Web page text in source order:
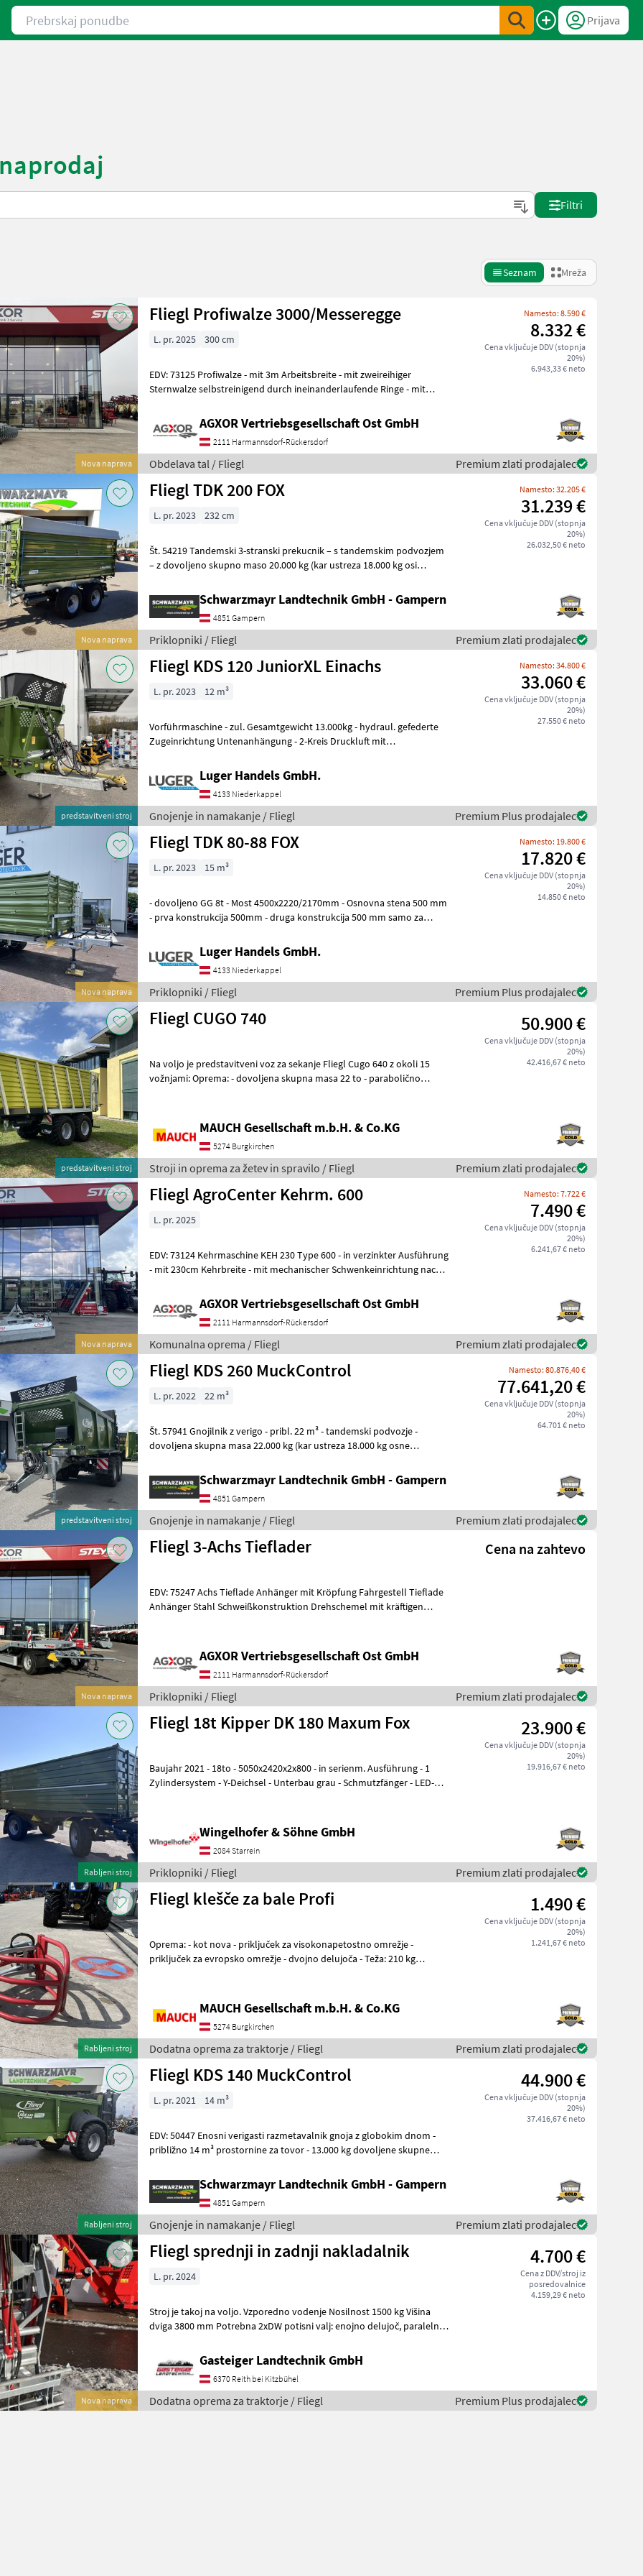
Prebrskaj ponudbe
Prijava
Filtri
Seznam Mreža
Nova naprava
Fliegl Profiwalze 3000/Messeregge Namesto: 8.590 €
8.332 €
Cena vključuje DDV (stopnja
20%)
6.943,33 € neto
L. pr. 2025 300 cm
EDV: 73125 Profiwalze - mit 3m Arbeitsbreite - mit zweireihiger
Sternwalze selbstreinigend durch ineinanderlaufende Ringe - mit
AGXOR Vertriebsgesellschaft Ost GmbH
2111 Harmannsdorf-Rückersdorf
Obdelava tal / Fliegl Premium zlati prodajalec
Nova naprava
Fliegl TDK 200 FOX Namesto: 32.205 €
31.239 €
Cena vključuje DDV (stopnja
20%)
26.032,50 € neto
L. pr. 2023 232 cm
Št. 54219 Tandemski 3-stranski prekucnik – s tandemskim podvozjem
– z dovoljeno skupno maso 20.000 kg (kar ustreza 18.000 kg osi
Schwarzmayr Landtechnik GmbH - Gampern
4851 Gampern
Priklopniki / Fliegl Premium zlati prodajalec
predstavitveni stroj
Fliegl KDS 120 JuniorXL Einachs Namesto: 34.800 €
33.060 €
Cena vključuje DDV (stopnja
20%)
27.550 € neto
L. pr. 2023 12 m³
Vorführmaschine - zul. Gesamtgewicht 13.000kg - hydraul. gefederte
Zugeinrichtung Untenanhängung - 2-Kreis Druckluft mit
Luger Handels GmbH.
4133 Niederkappel
Gnojenje in namakanje / Fliegl Premium Plus prodajalec
Nova naprava
Fliegl TDK 80-88 FOX Namesto: 19.800 €
17.820 €
Cena vključuje DDV (stopnja
20%)
14.850 € neto
L. pr. 2023 15 m³
- dovoljeno GG 8t - Most 4500x2220/2170mm - Osnovna stena 500 mm
- prva konstrukcija 500mm - druga konstrukcija 500 mm samo za
Luger Handels GmbH.
4133 Niederkappel
Priklopniki / Fliegl Premium Plus prodajalec
predstavitveni stroj
Fliegl CUGO 740 50.900 €
Cena vključuje DDV (stopnja
20%)
42.416,67 € neto
Na voljo je predstavitveni voz za sekanje Fliegl Cugo 640 z okoli 15
vožnjami: Oprema: - dovoljena skupna masa 22 to - parabolično
MAUCH Gesellschaft m.b.H. & Co.KG
5274 Burgkirchen
Stroji in oprema za žetev in spravilo / Fliegl Premium zlati prodajalec
Nova naprava
Fliegl AgroCenter Kehrm. 600 Namesto: 7.722 €
7.490 €
Cena vključuje DDV (stopnja
20%)
6.241,67 € neto
L. pr. 2025
EDV: 73124 Kehrmaschine KEH 230 Type 600 - in verzinkter Ausführung
- mit 230cm Kehrbreite - mit mechanischer Schwenkeinrichtung nach
AGXOR Vertriebsgesellschaft Ost GmbH
2111 Harmannsdorf-Rückersdorf
Komunalna oprema / Fliegl Premium zlati prodajalec
predstavitveni stroj
Fliegl KDS 260 MuckControl Namesto: 80.876,40 €
77.641,20 €
Cena vključuje DDV (stopnja
20%)
64.701 € neto
L. pr. 2022 22 m³
Št. 57941 Gnojilnik z verigo - pribl. 22 m³ - tandemski podvozje -
dovoljena skupna masa 22.000 kg (kar ustreza 18.000 kg osne
Schwarzmayr Landtechnik GmbH - Gampern
4851 Gampern
Gnojenje in namakanje / Fliegl Premium zlati prodajalec
Nova naprava
Fliegl 3-Achs Tieflader Cena na zahtevo
EDV: 75247 Achs Tieflade Anhänger mit Kröpfung Fahrgestell Tieflade
Anhänger Stahl Schweißkonstruktion Drehschemel mit kräftigen
AGXOR Vertriebsgesellschaft Ost GmbH
2111 Harmannsdorf-Rückersdorf
Priklopniki / Fliegl Premium zlati prodajalec
Rabljeni stroj
Fliegl 18t Kipper DK 180 Maxum Fox 23.900 €
Cena vključuje DDV (stopnja
20%)
19.916,67 € neto
Baujahr 2021 - 18to - 5050x2420x2x800 - in serienm. Ausführung - 1
Zylindersystem - Y-Deichsel - Unterbau grau - Schmutzfänger - LED-
Wingelhofer & Söhne GmbH
2084 Starrein
Priklopniki / Fliegl Premium zlati prodajalec
Rabljeni stroj
Fliegl klešče za bale Profi 1.490 €
Cena vključuje DDV (stopnja
20%)
1.241,67 € neto
Oprema: - kot nova - priključek za visokonapetostno omrežje -
priključek za evropsko omrežje - dvojno delujoča - Teža: 210 kg
MAUCH Gesellschaft m.b.H. & Co.KG
5274 Burgkirchen
Dodatna oprema za traktorje / Fliegl Premium zlati prodajalec
Rabljeni stroj
Fliegl KDS 140 MuckControl 44.900 €
Cena vključuje DDV (stopnja
20%)
37.416,67 € neto
L. pr. 2021 14 m³
EDV: 50447 Enosni verigasti razmetavalnik gnoja z globokim dnom -
približno 14 m³ prostornine za tovor - 13.000 kg dovoljene skupne
Schwarzmayr Landtechnik GmbH - Gampern
4851 Gampern
Gnojenje in namakanje / Fliegl Premium zlati prodajalec
Nova naprava
Fliegl sprednji in zadnji nakladalnik 4.700 €
Cena z DDV/stroj iz
posredovalnice
4.159,29 € neto
L. pr. 2024
Stroj je takoj na voljo. Vzporedno vodenje Nosilnost 1500 kg Višina
dviga 3800 mm Potrebna 2xDW potisni valj: enojno delujoč, paralelno
Gasteiger Landtechnik GmbH
6370 Reith bei Kitzbühel
Dodatna oprema za traktorje / Fliegl Premium Plus prodajalec